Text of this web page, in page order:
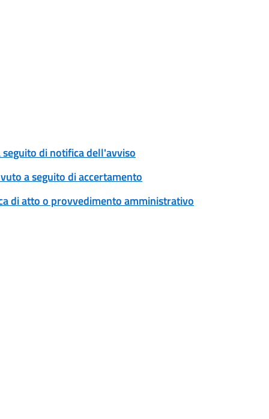
di notifica dell'avviso
a seguito di accertamento
di atto o provvedimento amministrativo